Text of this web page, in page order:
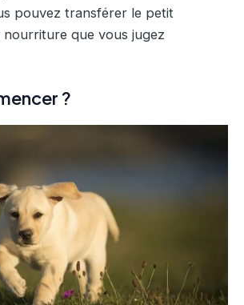
pouvez transférer le petit
nourriture que vous jugez
?